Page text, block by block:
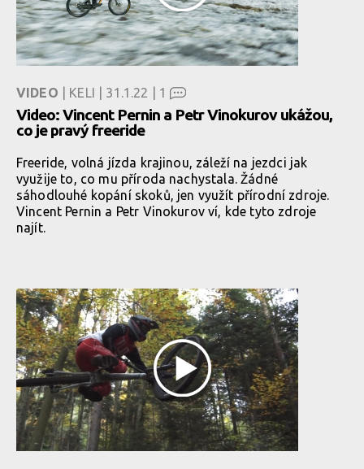
VIDEO | KELI | 31.1.22 | 1
Video: Vincent Pernin a Petr Vinokurov ukážou,
co je pravý freeride
Freeride, volná jízda krajinou, záleží na jezdci jak
využije to, co mu příroda nachystala. Žádné
sáhodlouhé kopání skoků, jen využít přírodní zdroje.
Vincent Pernin a Petr Vinokurov ví, kde tyto zdroje
najít.